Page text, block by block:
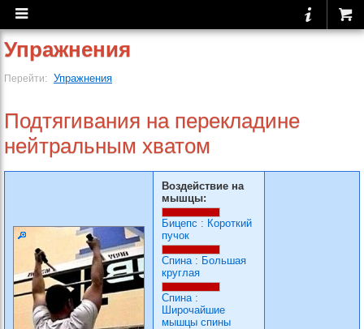
Упражнения
Перейти: Упражнения
Подтягивания на перекладине
нейтральным хватом
Воздействие на
мышцы:
Бицепс : Короткий
пучок
Спина: Большая
круглая
Спина:
Широчайшие
мышцы спины